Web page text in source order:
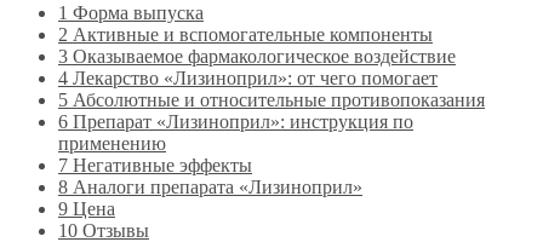
1 Форма выпуска
2 Активные и вспомогательные компоненты
3 Оказываемое фармакологическое воздействие
4 Лекарство «Лизиноприл»: от чего помогает
5 Абсолютные и относительные противопоказания
6 Препарат «Лизиноприл»: инструкция по
применению
7 Негативные эффекты
8 Аналоги препарата «Лизиноприл»
9 Цена
10 Отзывы